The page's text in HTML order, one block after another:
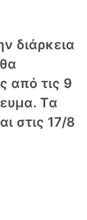
διάρκεια
από τις 9
Tα
στις 17/8